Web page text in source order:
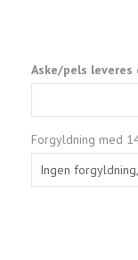
Aske/pels leveres
Forgyldning med